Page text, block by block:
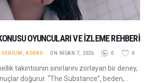
OYUNCULARI VE İZLEME REHBERI
GERILIM , KORKU ON NISAN 7, 2026 0 0
takıntısının sınırlarını zorlayan bir deney,
doğurur. “The Substance”, beden,…